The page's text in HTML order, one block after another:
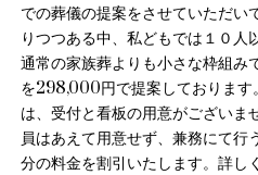
での葬儀の提案をさせていただい
りつつある中、私どもでは１０人
通常の家族葬よりも小さな枠組み
を298,000円で提案しております
は、受付と看板の用意がございま
員はあえて用意せず、兼務にて行
分の料金を割引いたします。詳し